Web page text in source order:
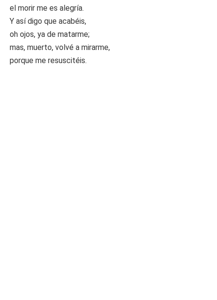
el morir me es alegría.
Y así digo que acabéis,
oh ojos, ya de matarme;
mas, muerto, volvé a mirarme,
porque me resuscitéis.